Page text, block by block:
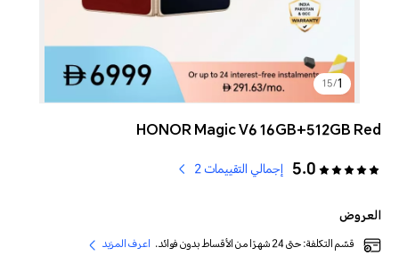
1
/
15
HONOR Magic V6 16GB+512GB Red
5.0 إجمالي التقييمات 2
العروض
قسّم التكلفة: حتى 24 شهرًا من الأقساط بدون فوائد.
اعرف المزيد